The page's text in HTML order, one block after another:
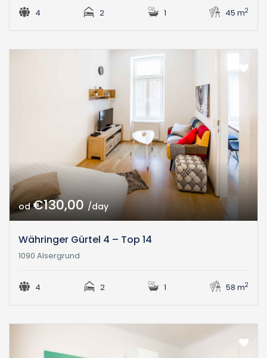
4 2 1 45 m2
od€130,00/day
Währinger Gürtel 4 – Top 14
1090 Alsergrund
4 2 1 58 m2